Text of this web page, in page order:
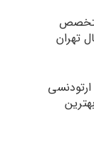
تهران